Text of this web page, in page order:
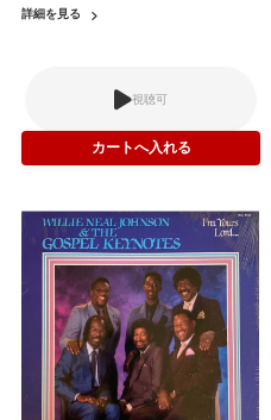
詳細を見る
視聴可